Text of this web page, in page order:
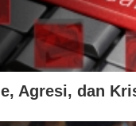
Agresi, dan